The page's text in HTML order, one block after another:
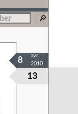
13
8
avr.
2010